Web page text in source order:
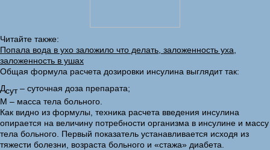
Читайте также:
Попала вода в ухо заложило что делать, заложенность уха,
заложенность в ушах
Общая формула расчета дозировки инсулина выглядит так:
Дсут– суточная доза препарата;
М – масса тела больного.
Как видно из формулы, техника расчета введения инсулина
опирается на величину потребности организма в инсулине и массу
тела больного. Первый показатель устанавливается исходя из
тяжести болезни, возраста больного и «стажа» диабета.